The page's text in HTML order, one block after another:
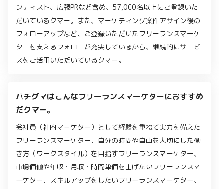
ンティスト、広報PRなど含め、57,000名以上にご登録いた
だいているクマー。また、マーケティング案件アサイン後の
フォローアップなど、ご登録いただいたフリーランスマーケ
ターを支えるフォローが充実しているから、継続的にサービ
スをご活用いただいているクマー。
バチグマはこんなフリーランスマーケターにおすすめ
だクマー。
会社員（社内マーケター）として経験を重ねて実力を備えた
フリーランスマーケター、自分の時間や自由を大切にした働
き方（ワークスタイル）を目指すフリーランスマーケター、
市場価値や年収・月収・時間単価を上げたいフリーランスマ
ーケター、スキルアップをしたいフリーランスマーケター、